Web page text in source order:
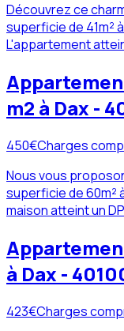
Découvrez ce
superficie de 41m²
L'appartement
m2 à Dax -
450€Charges
Nous vous
superficie de 60m²
maison atteint un
à Dax -
423€Charges